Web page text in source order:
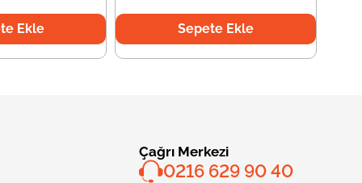
Ekle Sepete Ekle
Çağrı Merkezi
0216 629 90 40